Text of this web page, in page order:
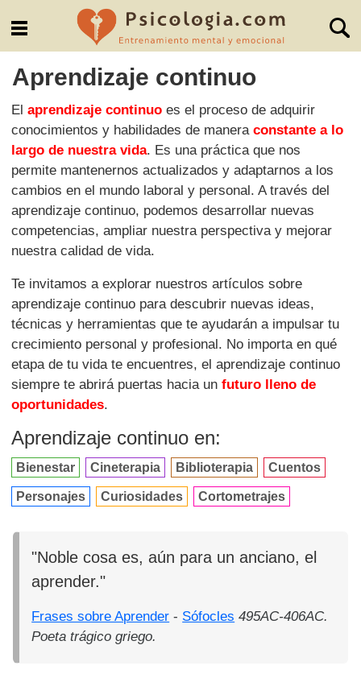
Aprendizaje continuo
Elaprendizaje continuo es el proceso de adquirir
conocimientos y habilidades de maneraconstante a lo
largo de nuestra vida. Es una práctica que nos
permite mantenernos actualizados y adaptarnos a los
cambios en el mundo laboral y personal. A través del
aprendizaje continuo, podemos desarrollar nuevas
competencias, ampliar nuestra perspectiva y mejorar
nuestra calidad de vida.
Te invitamos a explorar nuestros artículos sobre
aprendizaje continuo para descubrir nuevas ideas,
técnicas y herramientas que te ayudarán a impulsar tu
crecimiento personal y profesional. No importa en qué
etapa de tu vida te encuentres, el aprendizaje continuo
siempre te abrirá puertas hacia unfuturo lleno de
oportunidades.
Aprendizaje continuo en:
Bienestar Cineterapia Biblioterapia Cuentos
Personajes Curiosidades Cortometrajes
"Noble cosa es, aún para un anciano, el
aprender."
Frases sobre Aprender - Sófocles 495AC-406AC.
Poeta trágico griego.